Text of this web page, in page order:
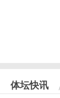
体坛快讯